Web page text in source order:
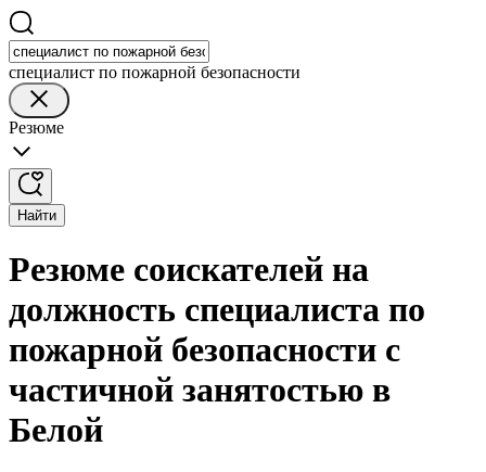
специалист по пожарной безопасности
Резюме
Найти
Резюме соискателей на
должность специалиста по
пожарной безопасности с
частичной занятостью в
Белой